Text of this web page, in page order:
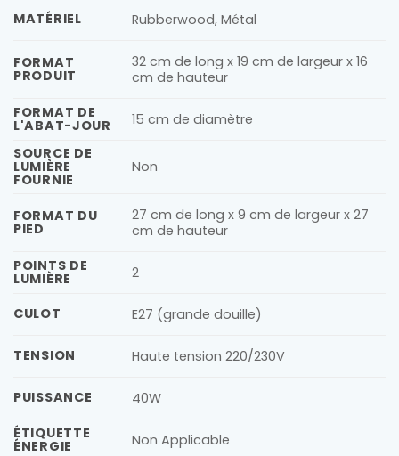
MATÉRIEL Rubberwood, Métal
FORMAT
PRODUIT
32 cm de long x 19 cm de largeur x 16
cm de hauteur
FORMAT DE
L'ABAT-JOUR
15 cm de diamètre
SOURCE DE
LUMIÈRE
FOURNIE
Non
FORMAT DU
PIED
27 cm de long x 9 cm de largeur x 27
cm de hauteur
POINTS DE
LUMIÈRE 2
CULOT E27 (grande douille)
TENSION Haute tension 220/230V
PUISSANCE
40W
ÉTIQUETTE
ÉNERGIE Non Applicable